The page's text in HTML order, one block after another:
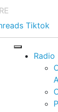
Tiktok
Radio